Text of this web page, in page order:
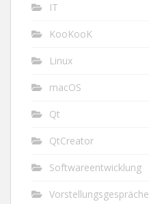
IT
KooKooK
Linux
macOS
Qt
QtCreator
Softwareentwicklung
Vorstellungsgespräche